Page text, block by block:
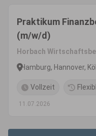
Praktikum
(m/w/d)
Horbach
Hamburg, Hannover,
Vollzeit
11.07.2026